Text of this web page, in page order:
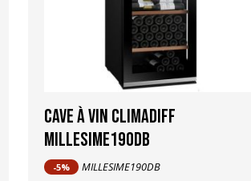
Cave à vin Climadiff
MILLESIME190DB
-5% MILLESIME190DB